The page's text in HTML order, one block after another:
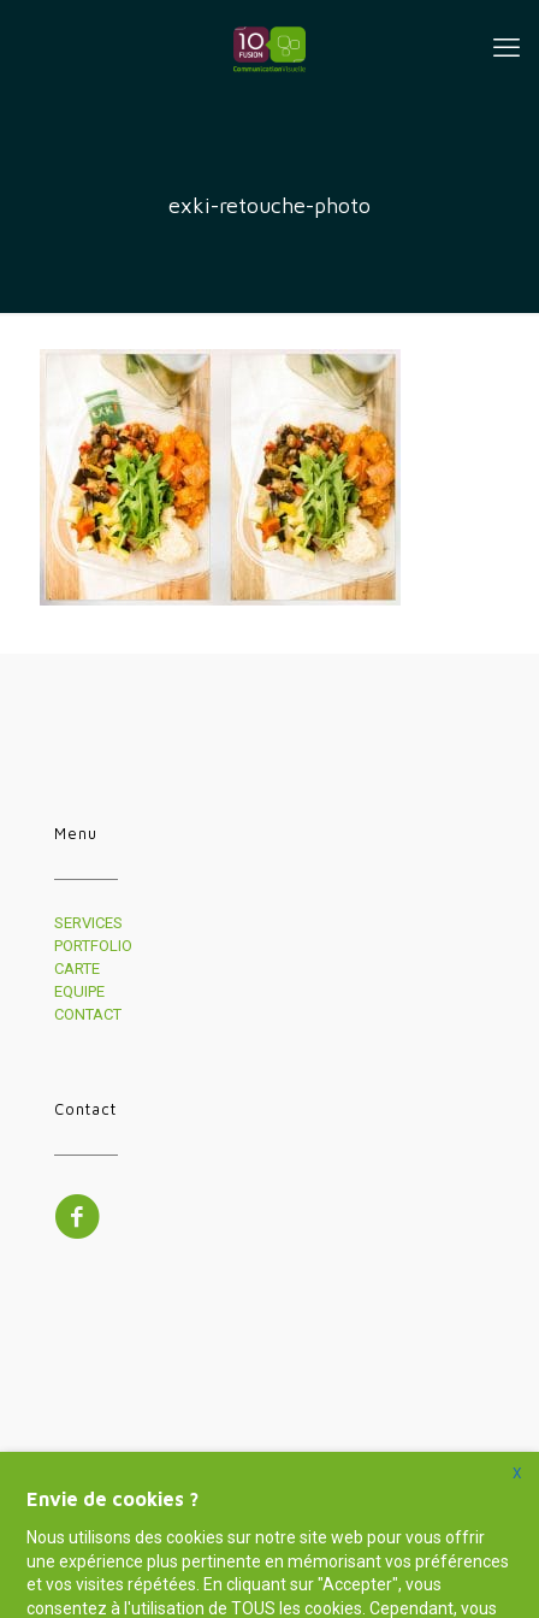
exki-retouche-photo
Menu
SERVICES
PORTFOLIO
CARTE
EQUIPE
CONTACT
Contact
X
Envie de cookies ?
Nous utilisons des cookies sur notre site web pour vous offrir
une expérience plus pertinente en mémorisant vos préférences
et vos visites répétées. En cliquant sur "Accepter", vous
consentez à l'utilisation de TOUS les cookies. Cependant, vous